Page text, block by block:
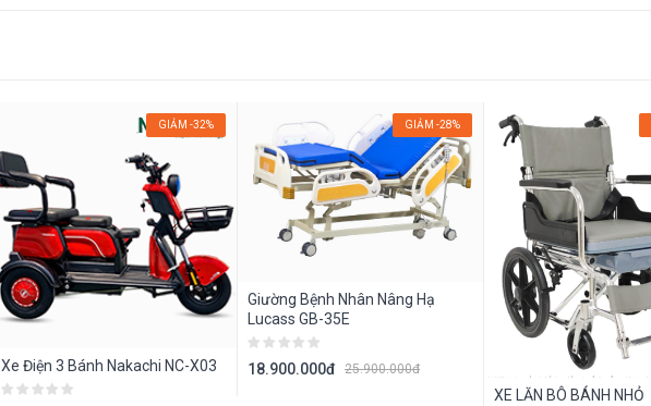
GIẢM -32%
Xe Điện 3 Bánh Nakachi NC-X03
GIẢM -28%
Giường Bệnh Nhân Nâng Hạ
Lucass GB-35E
18.900.000đ 25.900.000đ
XE LĂN BÔ BÁNH NHỎ